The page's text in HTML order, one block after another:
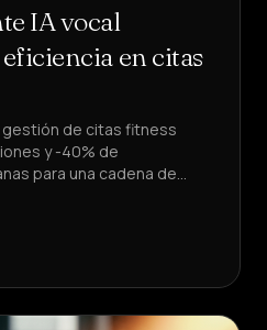
IA vocal
en citas
gestión de citas fitness
y -40% de
para una cadena de